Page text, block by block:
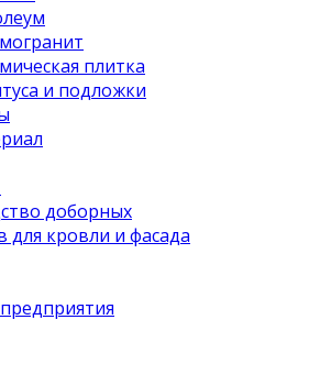
плитка
и подложки
доборных
для кровли и фасада